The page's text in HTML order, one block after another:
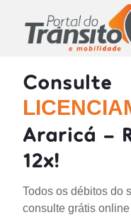
Consulte
Araricá -
12x!
Todos os débitos do
consulte grátis